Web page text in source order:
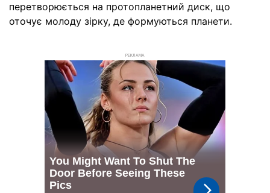
перетворюється на протопланетний диск, що
оточує молоду зірку, де формуються планети.
РЕКЛАМА